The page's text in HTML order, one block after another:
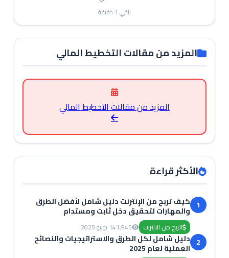
باقي 1 دقيقة
المزيد من مقالات التخطيط المالي
المزيد من مقالات التخطيط المالي
الأكثر قراءة
1 كيف تربح من الإنترنت دليل شامل لأفضل الطرق
والمهارات لتحقيق دخل ثابت ومستدام
الربح من الانترنت 1,94514 يونيو 2025
2 دليل شامل لكل الطرق والاستراتيجيات والنصائح
العملية لعام 2025